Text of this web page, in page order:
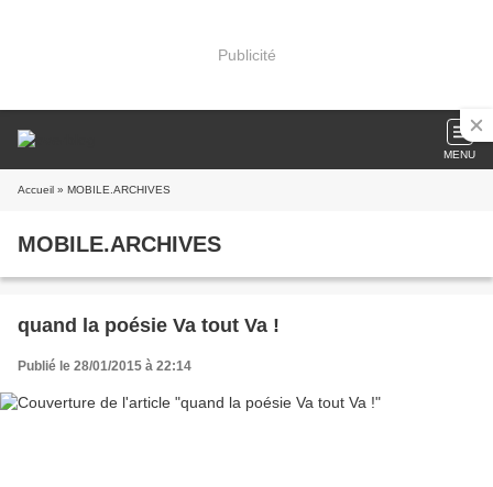
Publicité
MENU
Accueil » MOBILE.ARCHIVES
MOBILE.ARCHIVES
quand la poésie Va tout Va !
Publié le 28/01/2015 à 22:14